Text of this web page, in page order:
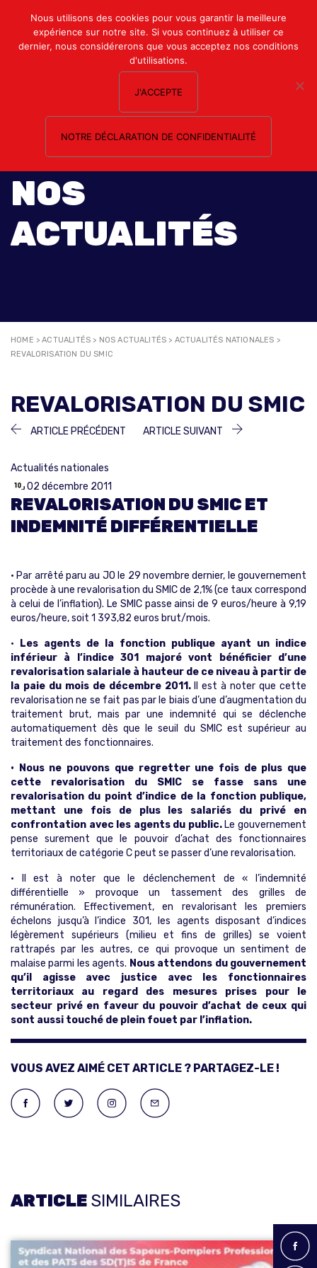
Mon compte
Nous contacter
NOS
ACTUALITÉS
HOME >ACTUALITÉS > NOS ACTUALITÉS > ACTUALITÉS NATIONALES >
REVALORISATION DU SMIC
REVALORISATION DU SMIC
NAVIGATION
L’ARTICLE
ARTICLE PRÉCÉDENT ARTICLE
ARTICLE SUIVANT
ARTICLE
Actualités nationales
02 décembre 2011
REVALORISATION DU SMIC ET
INDEMNITÉ DIFFÉRENTIELLE
• Par arrêté paru au JO le 29 novembre dernier, le gouvernement
procède à une revalorisation du SMIC de 2,1% (ce taux correspond
à celui de l’inflation). Le SMIC passe ainsi de 9 euros/heure à 9,19
euros/heure, soit 1 393,82 euros brut/mois.
• Les agents de la fonction publique ayant un indice
inférieur à l’indice 301 majoré vont bénéficier d’une
revalorisation salariale à hauteur de ce niveau à partir de
la paie du mois de décembre 2011.Il est à noter que cette
revalorisation ne se fait pas par le biais d’une d’augmentation du
traitement brut, mais par une indemnité qui se déclenche
automatiquement dès que le seuil du SMIC est supérieur au
traitement des fonctionnaires.
• Nous ne pouvons que regretter une fois de plus que
cette revalorisation du SMIC se fasse sans une
revalorisation du point d’indice de la fonction publique,
mettant une fois de plus les salariés du privé en
confrontation avec les agents du public.Le gouvernement
pense surement que le pouvoir d’achat des fonctionnaires
territoriaux de catégorie C peut se passer d’une revalorisation.
• Il est à noter que le déclenchement de « l’indemnité
différentielle » provoque un tassement des grilles de
rémunération. Effectivement, en revalorisant les premiers
échelons jusqu’à l’indice 301, les agents disposant d’indices
légèrement supérieurs (milieu et fins de grilles) se voient
rattrapés par les autres, ce qui provoque un sentiment de
malaise parmi les agents. Nous attendons du gouvernement
qu’il agisse avec justice avec les fonctionnaires
territoriaux au regard des mesures prises pour le
secteur privé en faveur du pouvoir d’achat de ceux qui
sont aussi touché de plein fouet par l’inflation.
VOUS AVEZ AIMÉ CET ARTICLE ? PARTAGEZ-LE !
ARTICLE SIMILAIRES
Nous utilisons des cookies pour vous garantir la meilleure
expérience sur notre site. Si vous continuez à utiliser ce
dernier, nous considérerons que vous acceptez nos conditions
d'utilisations.
J'ACCEPTE
NOTRE DÉCLARATION DE CONFIDENTIALITÉ